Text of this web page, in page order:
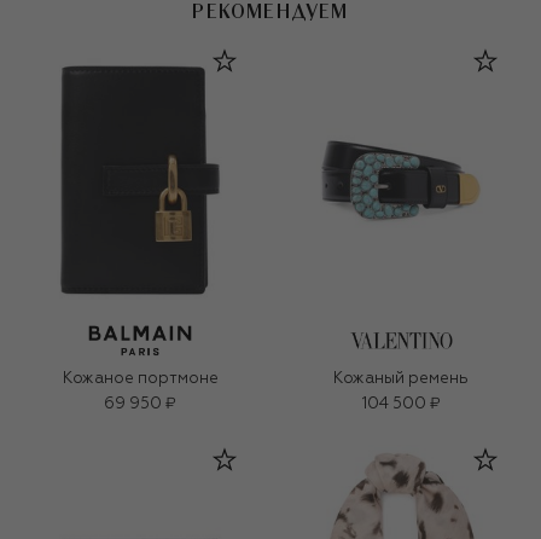
РЕКОМЕНДУЕМ
Кожаное портмоне
69 950 ₽
Кожаный ремень
104 500 ₽